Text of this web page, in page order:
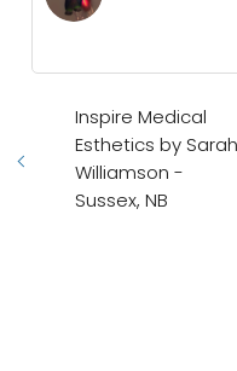
Inspire Medical
Esthetics by Sarah
Williamson -
Sussex, NB